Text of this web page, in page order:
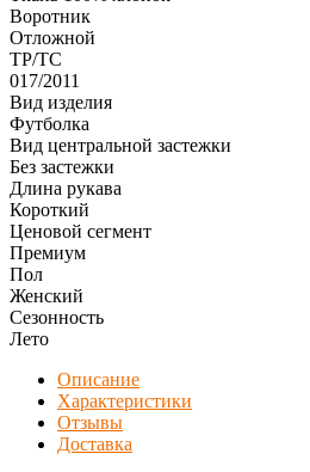
Воротник
Отложной
ТР/ТС
017/2011
Вид изделия
Футболка
Вид центральной застежки
Без застежки
Длина рукава
Короткий
Ценовой сегмент
Премиум
Пол
Женский
Сезонность
Лето
Описание
Характеристики
Отзывы
Доставка